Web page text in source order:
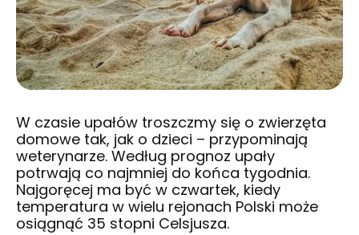
W czasie upałów troszczmy się o zwierzęta
domowe tak, jak o dzieci – przypominają
weterynarze. Według prognoz upały
potrwają co najmniej do końca tygodnia.
Najgoręcej ma być w czwartek, kiedy
temperatura w wielu rejonach Polski może
osiągnąć 35 stopni Celsjusza.